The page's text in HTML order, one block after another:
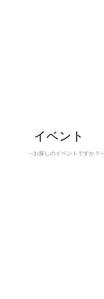
イベント
--お探しのイベントですか？--